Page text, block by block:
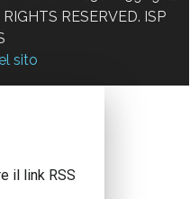
RESERVED. ISP
sito
il link RSS